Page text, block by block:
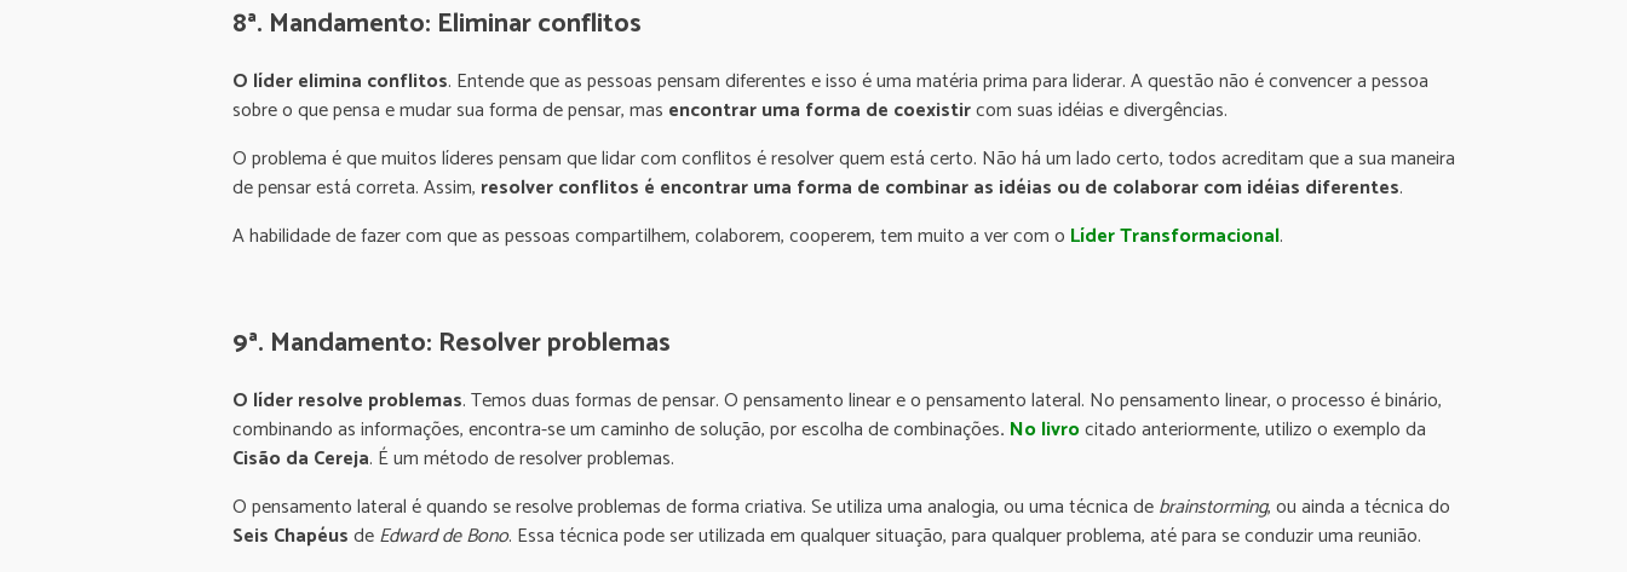
8ª. Mandamento: Eliminar conflitos
O líder elimina conflitos. Entende que as pessoas pensam diferentes e isso é uma matéria prima para liderar. A questão não é convencer a pessoa
sobre o que pensa e mudar sua forma de pensar, mas encontrar uma forma de coexistircom suas idéias e divergências.
O problema é que muitos líderes pensam que lidar com conflitos é resolver quem está certo. Não há um lado certo, todos acreditam que a sua maneira
de pensar está correta. Assim, resolver conflitos é encontrar uma forma de combinar as idéias ou de colaborar com idéias diferentes.
A habilidade de fazer com que as pessoas compartilhem, colaborem, cooperem, tem muito a ver com o Líder Transformacional.
9ª. Mandamento: Resolver problemas
O líder resolve problemas. Temos duas formas de pensar. O pensamento linear e o pensamento lateral. No pensamento linear, o processo é binário,
combinando as informações, encontra-se um caminho de solução, por escolha de combinações. No livrocitado anteriormente, utilizo o exemplo da
Cisão da Cereja. É um método de resolver problemas.
O pensamento lateral é quando se resolve problemas de forma criativa. Se utiliza uma analogia, ou uma técnica debrainstorming, ou ainda a técnica do
Seis ChapéusdeEdward de Bono. Essa técnica pode ser utilizada em qualquer situação, para qualquer problema, até para se conduzir uma reunião.